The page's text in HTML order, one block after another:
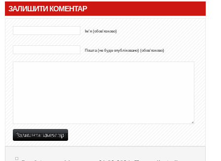
ЗАЛИШИТИ КОМЕНТАР
Ім'я (обов'язково)
Пошта (не буде опубліковано) (обов'язково)